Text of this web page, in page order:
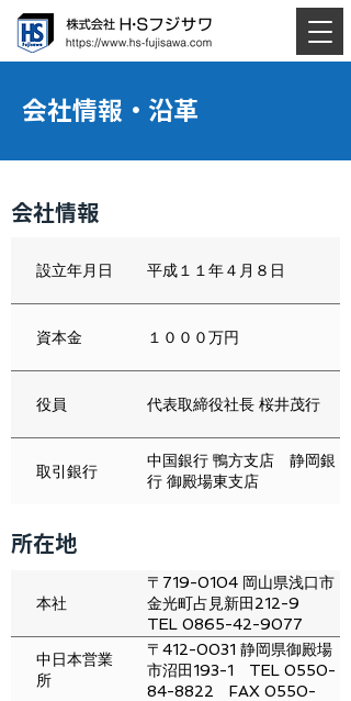
会社情報・沿革
会社情報
設立年月日 平成１１年４月８日
資本金 １０００万円
役員 代表取締役社長 桜井茂行
取引銀行
中国銀行 鴨方支店 静岡銀
行 御殿場東支店
所在地
本社
〒719-0104 岡山県浅口市
金光町占見新田212-9
TEL 0865-42-9077
FAX 0865-42-9078
中日本営業
所
〒412-0031 静岡県御殿場
市沼田193-1 TEL 0550-
84-8822 FAX 0550-